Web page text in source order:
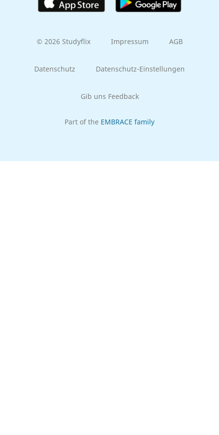
© 2026 Studyflix Impressum AGB
Datenschutz Datenschutz-Einstellungen
Gib uns Feedback
Part of the EMBRACE family